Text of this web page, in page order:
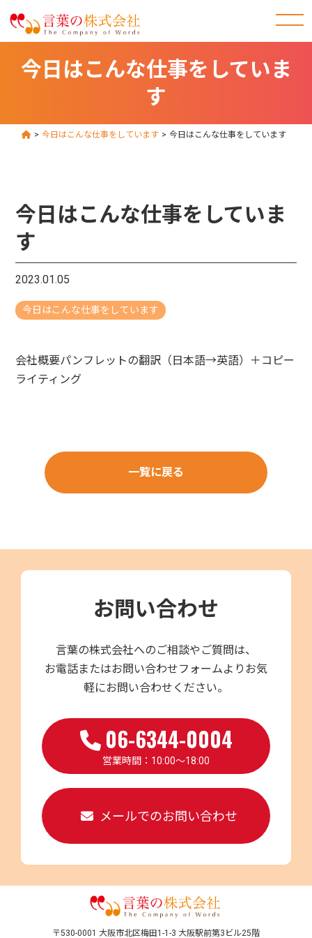
今日はこんな仕事をしていま
す
> 今日はこんな仕事をしています > 今日はこんな仕事をしています
今日はこんな仕事をしていま
す
2023.01.05
今日はこんな仕事をしています
会社概要パンフレットの翻訳（日本語→英語）＋コピー
ライティング
一覧に戻る
お問い合わせ
言葉の株式会社へのご相談やご質問は、
お電話またはお問い合わせフォームよりお気
軽にお問い合わせください。
06-6344-0004
営業時間：10:00～18:00
メールでのお問い合わせ
〒530-0001 大阪市北区梅田1-1-3 大阪駅前第3ビル25階